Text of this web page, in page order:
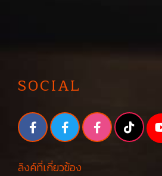
SOCIAL
ลิงค์ที่เกี่ยวข้อง